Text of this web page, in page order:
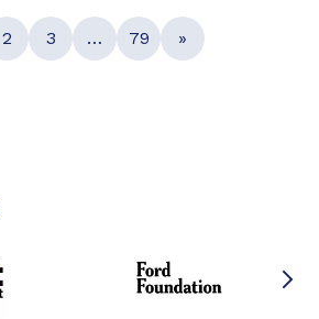
2 3 … 79 »